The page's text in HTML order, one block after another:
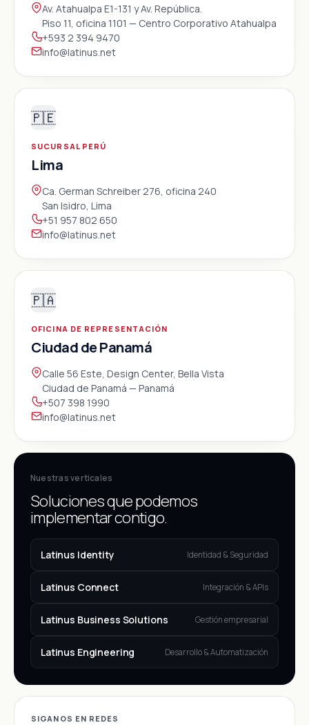
Av. Atahualpa E1-131 y Av. República.
Piso 11, oficina 1101 — Centro Corporativo Atahualpa
+593 2 394 9470
info@latinus.net
🇵🇪
SUCURSAL PERÚ
Lima
Ca. German Schreiber 276, oficina 240
San Isidro, Lima
+51 957 802 650
info@latinus.net
🇵🇦
OFICINA DE REPRESENTACIÓN
Ciudad de Panamá
Calle 56 Este, Design Center, Bella Vista
Ciudad de Panamá — Panamá
+507 398 1990
info@latinus.net
Nuestras verticales
Soluciones que podemos
implementar contigo.
Latinus Identity Identidad & Seguridad
Latinus Connect Integración & APIs
Latinus Business Solutions Gestión empresarial
Latinus Engineering Desarrollo & Automatización
SIGANOS EN REDES